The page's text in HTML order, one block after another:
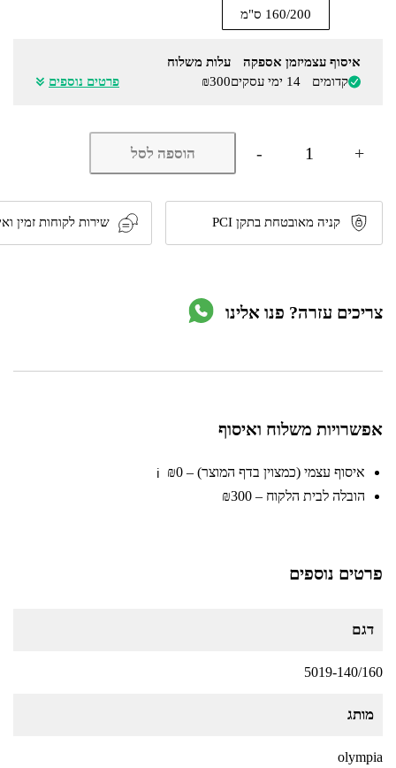
160/200 ס"מ
איסוף עצמי
קדומים
זמן אספקה
14 ימי עסקים
עלות משלוח
₪300
פרטים נוספים
-
מיטה
מעץ
אורן
OLYMPIA
+ הוספה לסל
קניה מאובטחת בתקן PCI שירות לקוחות זמין
צריכים עזרה? פנו אלינו
אפשרויות משלוח ואיסוף
איסוף עצמי (כמצוין בדף המוצר) – ₪0 ℹ️
הובלה לבית הלקוח – ₪300
פרטים נוספים
דגם
5019-140/160
מותג
olympia